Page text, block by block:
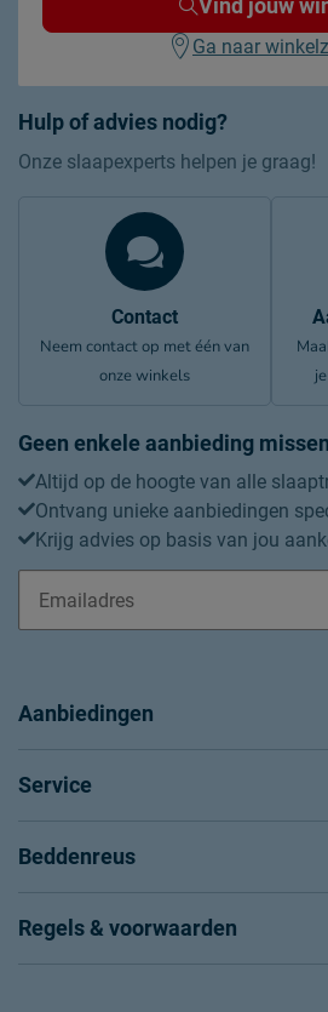
Hulp of advies nodig?
Onze slaapexperts helpen je graag!
Contact
Neem contact op met één van
onze winkels
Geen enkele aanbieding
Altijd op de hoogte van alle
Ontvang unieke aanbiedingen
Krijg advies op basis van jou
Vind jouw
Ga naar
Aanbiedingen
Service
Beddenreus
Regels & voorwaarden